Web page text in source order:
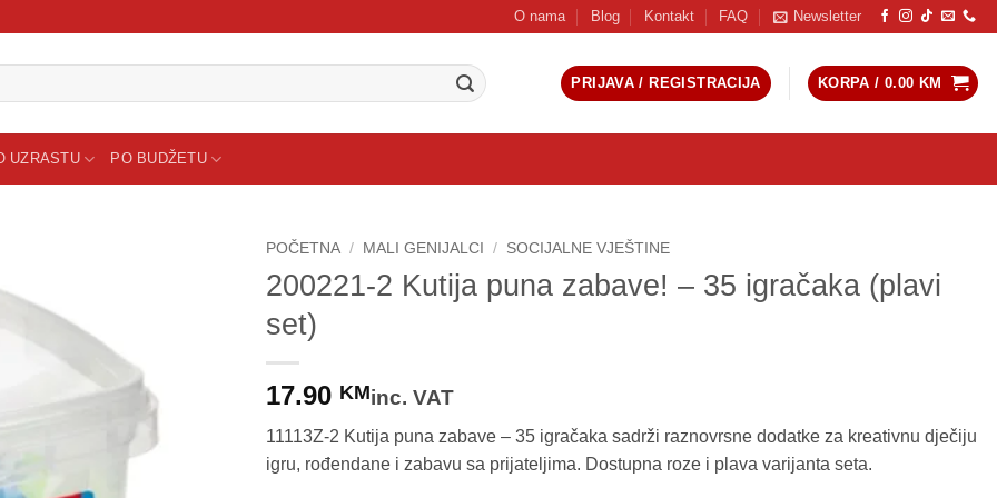
O nama Blog Kontakt FAQ Newsletter
PRIJAVA / REGISTRACIJA KORPA / 0.00 KM
UZRASTU PO BUDŽETU
POČETNA / MALI GENIJALCI / SOCIJALNE VJEŠTINE
200221-2 Kutija puna zabave! – 35 igračaka (plavi
set)
17.90 KMinc. VAT
11113Z-2 Kutija puna zabave – 35 igračaka sadrži raznovrsne dodatke za kreativnu dječiju
igru, rođendane i zabavu sa prijateljima. Dostupna roze i plava varijanta seta.